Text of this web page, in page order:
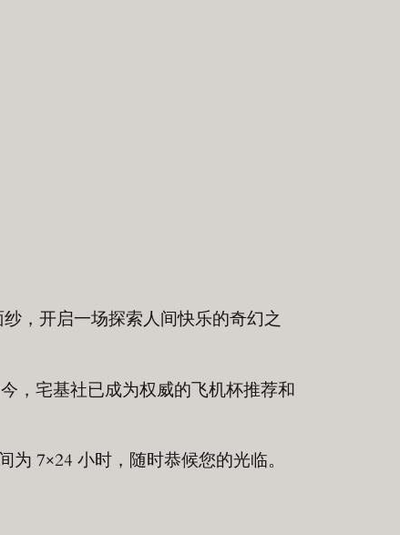
，开启一场探索人间快乐的奇幻之
，宅基社已成为权威的飞机杯推荐和
7×24 小时，随时恭候您的光临。